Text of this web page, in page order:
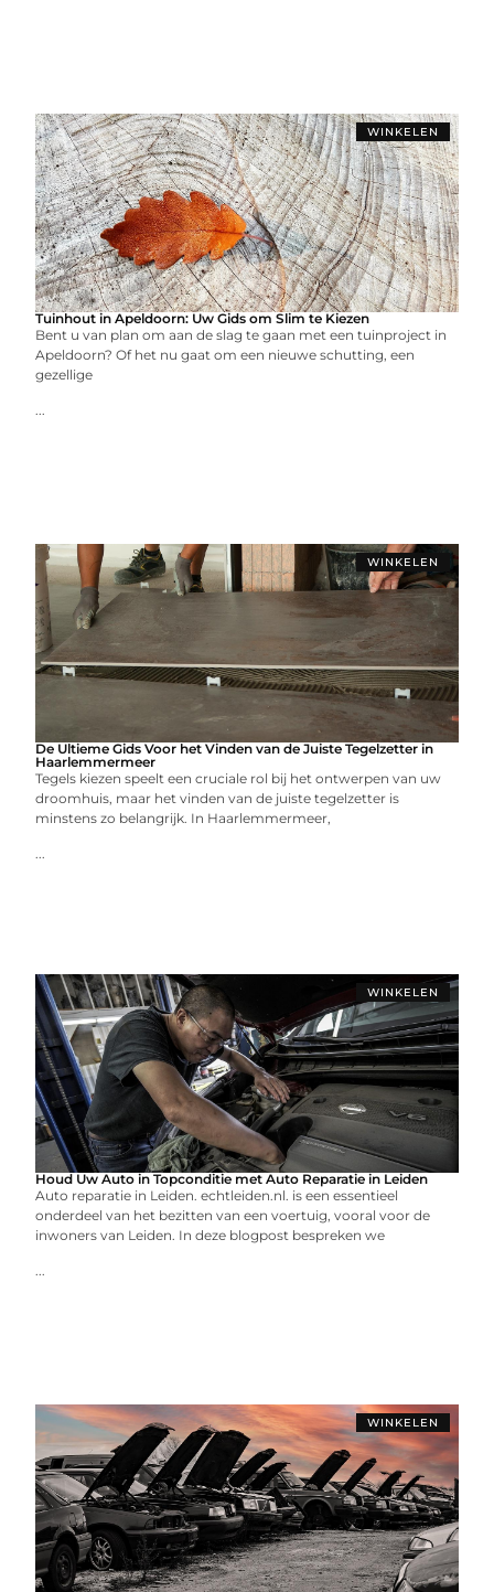
WINKELEN
Tuinhout in Apeldoorn: Uw Gids om Slim te Kiezen
Bent u van plan om aan de slag te gaan met een tuinproject in
Apeldoorn? Of het nu gaat om een nieuwe schutting, een
gezellige
...
WINKELEN
De Ultieme Gids Voor het Vinden van de Juiste Tegelzetter in
Haarlemmermeer
Tegels kiezen speelt een cruciale rol bij het ontwerpen van uw
droomhuis, maar het vinden van de juiste tegelzetter is
minstens zo belangrijk. In Haarlemmermeer,
...
WINKELEN
Houd Uw Auto in Topconditie met Auto Reparatie in Leiden
Auto reparatie in Leiden. echtleiden.nl. is een essentieel
onderdeel van het bezitten van een voertuig, vooral voor de
inwoners van Leiden. In deze blogpost bespreken we
...
WINKELEN